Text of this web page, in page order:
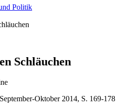
Politik
Schläuchen
Oktober 2014, S. 169-178